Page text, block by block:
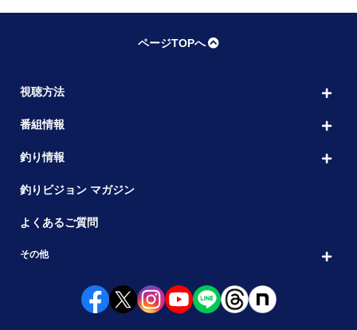
ページTOPへ
視聴方法
番組情報
釣り情報
釣りビジョン マガジン
よくあるご質問
その他